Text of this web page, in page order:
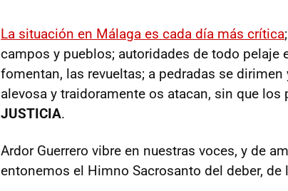
La situación en Málaga es cada día más crítica
campos y pueblos; autoridades de todo pelaje
fomentan, las revueltas; a pedradas se
alevosa y traidoramente os atacan, sin que
JUSTICIA.
Ardor Guerrero vibre en nuestras voces, y de
entonemos el Himno Sacrosanto del deber, de